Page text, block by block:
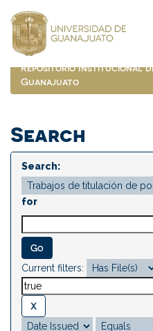
navigation
Repositorio Institucional
Guanajuato
Search
Search:
for
Current filters: